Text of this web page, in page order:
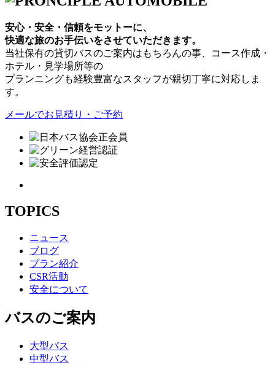
安心・安全・信頼をモットーに、
快適な旅のお手伝いをさせていただきます。
当社保有の貸切バスのご案内はもちろんの事、コース作成・
ホテル・見学場所等の
プランニングも経験豊富なスタッフが親切丁寧に対応しま
す。
メールでお見積り・ご予約
TOPICS
ニュース
ブログ
プラン紹介
CSR活動
安全について
バスのご案内
大型バス
中型バス